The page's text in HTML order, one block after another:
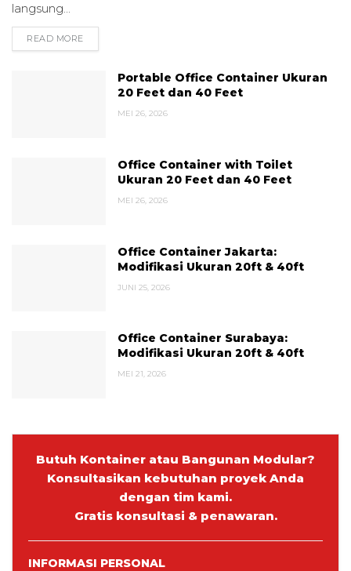
langsung...
READ MORE
Portable Office Container Ukuran
20 Feet dan 40 Feet
MEI 26, 2026
Office Container with Toilet
Ukuran 20 Feet dan 40 Feet
MEI 26, 2026
Office Container Jakarta:
Modifikasi Ukuran 20ft & 40ft
JUNI 25, 2026
Office Container Surabaya:
Modifikasi Ukuran 20ft & 40ft
MEI 21, 2026
Butuh Kontainer atau Bangunan Modular?
Konsultasikan kebutuhan proyek Anda
dengan tim kami.
Gratis konsultasi & penawaran.
INFORMASI PERSONAL